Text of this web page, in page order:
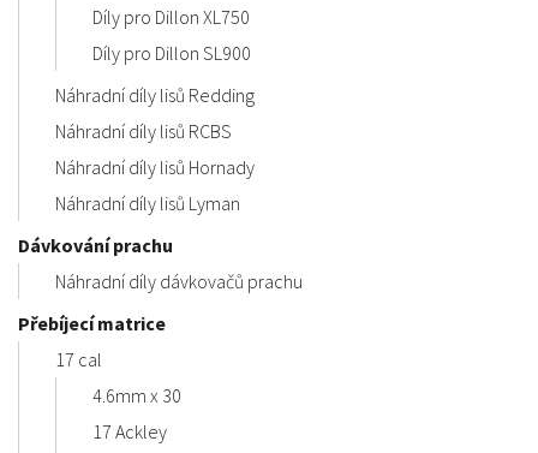
Díly pro Dillon XL750
Díly pro Dillon SL900
Náhradní díly lisů Redding
Náhradní díly lisů RCBS
Náhradní díly lisů Hornady
Náhradní díly lisů Lyman
Dávkování prachu
Náhradní díly dávkovačů prachu
Přebíjecí matrice
17 cal
4.6mm x 30
17 Ackley